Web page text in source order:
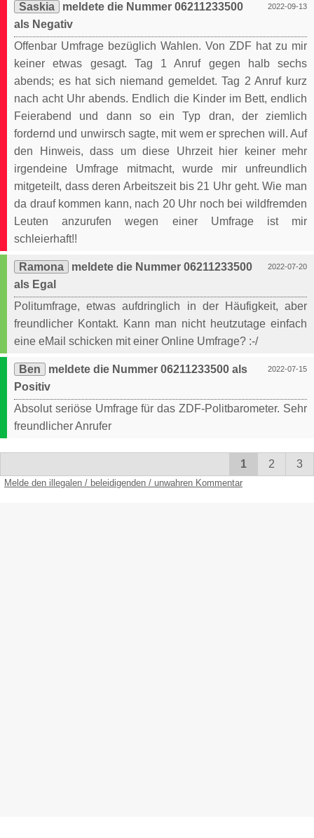
2022-09-13
Saskia
meldete die Nummer 06211233500
als Negativ
Offenbar Umfrage bezüglich Wahlen. Von ZDF hat zu mir
keiner etwas gesagt. Tag 1 Anruf gegen halb sechs
abends; es hat sich niemand gemeldet. Tag 2 Anruf kurz
nach acht Uhr abends. Endlich die Kinder im Bett, endlich
Feierabend und dann so ein Typ dran, der ziemlich
fordernd und unwirsch sagte, mit wem er sprechen will. Auf
den Hinweis, dass um diese Uhrzeit hier keiner mehr
irgendeine Umfrage mitmacht, wurde mir unfreundlich
mitgeteilt, dass deren Arbeitszeit bis 21 Uhr geht. Wie man
da drauf kommen kann, nach 20 Uhr noch bei wildfremden
Leuten anzurufen wegen einer Umfrage ist mir
schleierhaft!!
2022-07-20
Ramona
meldete die Nummer 06211233500
als Egal
Politumfrage, etwas aufdringlich in der Häufigkeit, aber
freundlicher Kontakt. Kann man nicht heutzutage einfach
eine eMail schicken mit einer Online Umfrage? :-/
2022-07-15
Ben
meldete die Nummer 06211233500 als
Positiv
Absolut seriöse Umfrage für das ZDF-Politbarometer. Sehr
freundlicher Anrufer
1 2 3
Melde den illegalen / beleidigenden / unwahren Kommentar